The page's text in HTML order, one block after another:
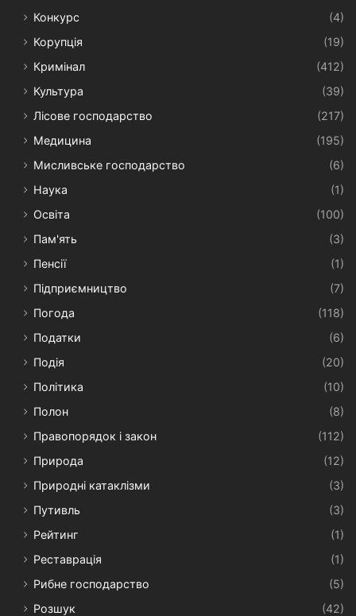
Конкурс
(4)
Корупція
(19)
Кримінал
(412)
Культура
(39)
Лісове господарство
(217)
Медицина
(195)
Мисливське господарство
(6)
Наука
(1)
Освіта
(100)
Пам'ять
(3)
Пенсії
(1)
Підприємництво
(7)
Погода
(118)
Податки
(6)
Подія
(20)
Політика
(10)
Полон
(8)
Правопорядок і закон
(112)
Природа
(12)
Природні катаклізми
(3)
Путивль
(3)
Рейтинг
(1)
Реставрація
(1)
Рибне господарство
(5)
Розшук
(42)